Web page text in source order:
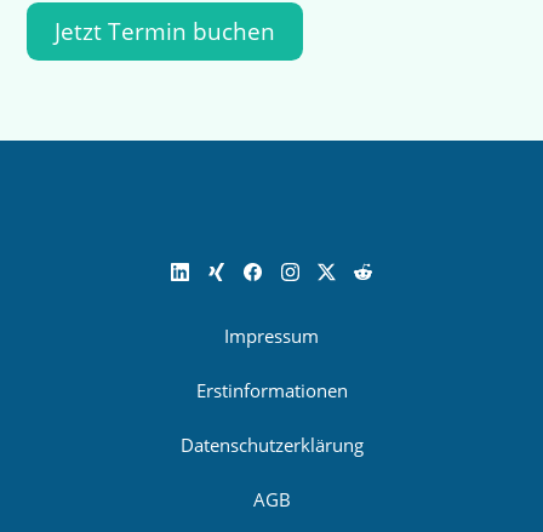
Jetzt Termin buchen
Impressum
Erstinformationen
Datenschutzerklärung
AGB